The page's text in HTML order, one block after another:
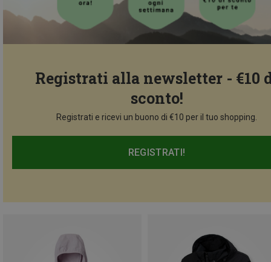
Registrati alla newsletter - €10
sconto!
Registrati e ricevi un buono di €10 per il tuo shopping.
REGISTRATI!